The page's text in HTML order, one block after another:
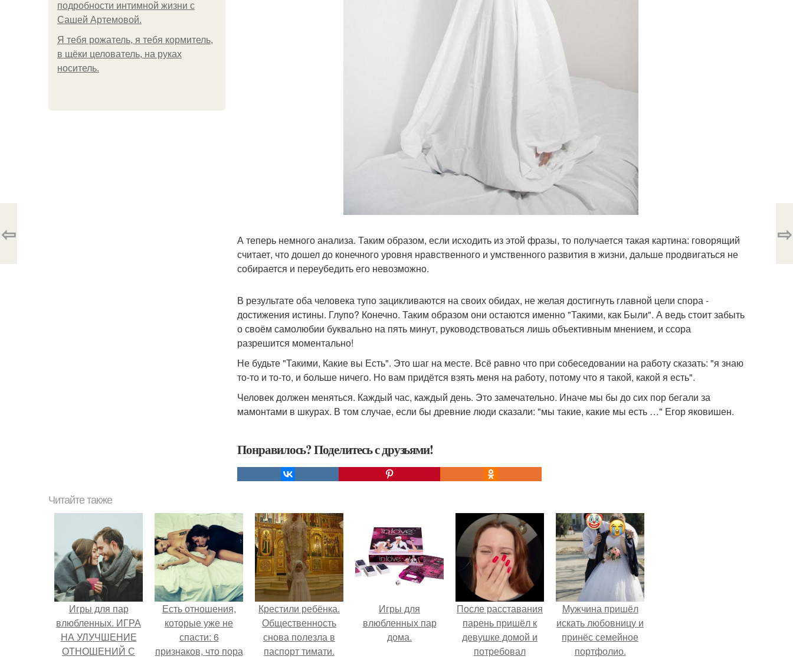
подробности интимной жизни с
Сашей Артемовой.
Я тебя рожатель, я тебя кормитель,
в щёки целователь, на руках
носитель.
А теперь немного анализа. Таким образом, если исходить из этой фразы, то получается такая картина: говорящий
считает, что дошел до конечного уровня нравственного и умственного развития в жизни, дальше продвигаться не
собирается и переубедить его невозможно.
В результате оба человека тупо зацикливаются на своих обидах, не желая достигнуть главной цели спора -
достижения истины. Глупо? Конечно. Таким образом они остаются именно "Такими, как Были". А ведь стоит забыть
о своём самолюбии буквально на пять минут, руководствоваться лишь объективным мнением, и ссора
разрешится моментально!
Не будьте "Такими, Какие вы Есть". Это шаг на месте. Всё равно что при собеседовании на работу сказать: "я знаю
то-то и то-то, и больше ничего. Но вам придётся взять меня на работу, потому что я такой, какой я есть".
Человек должен меняться. Каждый час, каждый день. Это замечательно. Иначе мы бы до сих пор бегали за
мамонтами в шкурах. В том случае, если бы древние люди сказали: "мы такие, какие мы есть …" Егор яковишен.
Понравилось? Поделитесь с друзьями!
⇦ ⇨
Читайте также
Игры для пар
влюбленных. ИГРА
НА УЛУЧШЕНИЕ
ОТНОШЕНИЙ С
Есть отношения,
которые уже не
спасти: 6
признаков, что пора
Крестили ребёнка.
Общественность
снова полезла в
паспорт тимати.
Игры для
влюбленных пар
дома.
После расставания
парень пришёл к
девушке домой и
потребовал
Мужчина пришёл
искать любовницу и
принёс семейное
портфолио.